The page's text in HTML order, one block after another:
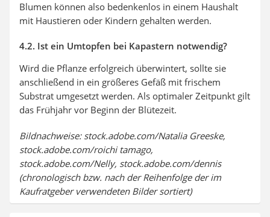
Blumen können also bedenkenlos in einem Haushalt
mit Haustieren oder Kindern gehalten werden.
4.2. Ist ein Umtopfen bei Kapastern notwendig?
Wird die Pflanze erfolgreich überwintert, sollte sie
anschließend in ein größeres Gefäß mit frischem
Substrat umgesetzt werden. Als optimaler Zeitpunkt gilt
das Frühjahr vor Beginn der Blütezeit.
Bildnachweise: stock.adobe.com/Natalia Greeske,
stock.adobe.com/roichi tamago,
stock.adobe.com/Nelly, stock.adobe.com/dennis
(chronologisch bzw. nach der Reihenfolge der im
Kaufratgeber verwendeten Bilder sortiert)